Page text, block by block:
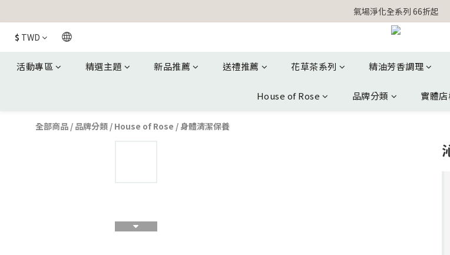
【官網獨家】首次消費 不限金額 即送 香遇
氣場淨化全系列 66折起
【官網獨家】首次消費 不限金額 即送 香遇
$ TWD
活動專區 精選主題 新品推薦 送禮推薦 花草茶系列 精油芳香調理
House of Rose 品牌分類 實體
全部商品 / 品牌分類 / House of Rose / 身體清潔保養